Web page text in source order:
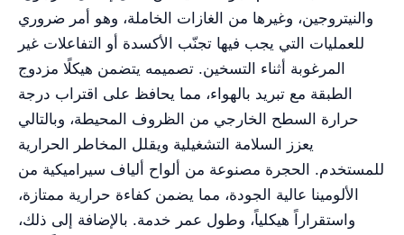
والنيتروجين، وغيرها من الغازات الخاملة، وهو أمر ضروري
للعمليات التي يجب فيها تجنّب الأكسدة أو التفاعلات غير
المرغوبة أثناء التسخين. تصميمه يتضمن هيكلًا مزدوج
الطبقة مع تبريد بالهواء، مما يحافظ على اقتراب درجة
حرارة السطح الخارجي من الظروف المحيطة، وبالتالي
يعزز السلامة التشغيلية ويقلل المخاطر الحرارية
للمستخدم. الحجرة مصنوعة من ألواح ألياف سيراميكية من
الألومينا عالية الجودة، مما يضمن كفاءة حرارية ممتازة،
واستقراراً هيكلياً، وطول عمر خدمة. بالإضافة إلى ذلك،